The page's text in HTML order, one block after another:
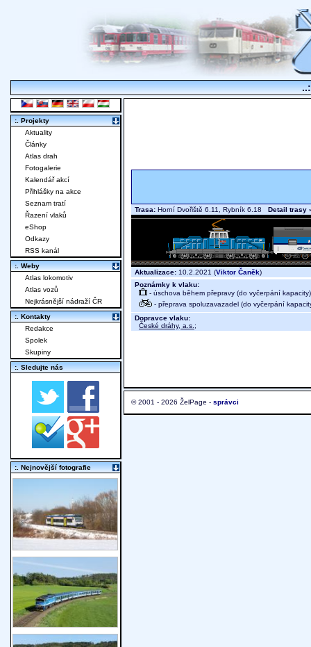
Trasa: Horní Dvořiště 6.11, Rybník 6.18 Detail trasy
Aktualizace: 10.2.2021 (Viktor Čaněk)
Poznámky k vlaku:
- úschova během přepravy (do vyčerpání kapacity)
- přeprava spoluzavazadel (do vyčerpání
Dopravce vlaku:
České dráhy, a.s. ;
© 2001 - 2026 ŽelPage - správci
:. Projekty
Aktuality
Články
Atlas drah
Fotogalerie
Kalendář akcí
Přihlášky na akce
Seznam tratí
Řazení vlaků
eShop
Odkazy
RSS kanál
:. Weby
Atlas lokomotiv
Atlas vozů
Nejkrásnější nádraží ČR
:. Kontakty
Redakce
Spolek
Skupiny
:. Sledujte nás
:. Nejnovější fotografie